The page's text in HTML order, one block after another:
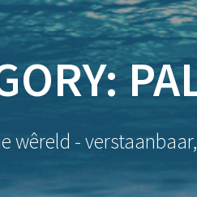
wêreld -